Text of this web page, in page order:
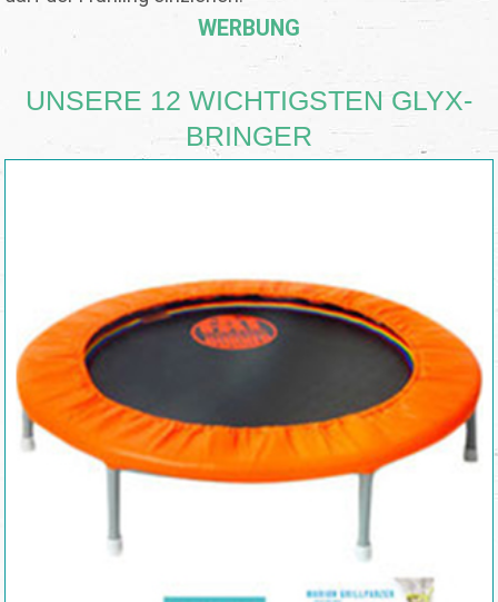
WERBUNG
UNSERE 12 WICHTIGSTEN GLYX-
BRINGER